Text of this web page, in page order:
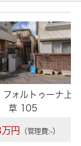
ォルトゥーナ上井
草 105
円 （管理費:-）